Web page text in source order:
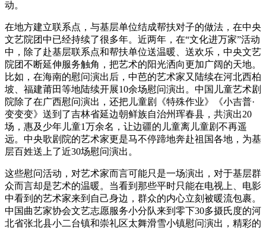
动。
在地方建立联系点，与基层单位结成帮扶对子的做法，在中央
文艺院团中已经持续了很多年。近两年，在“文化进万家”活动
中，除了赴基层联系点和帮扶单位送温暖、送欢乐，中央文艺
院团不断延伸服务触角，把艺术的阳光洒向更加广阔的天地。
比如，在海南的慰问演出后，中芭的艺术家又陆续在河北西柏
坡、福建莆田等地陆续开展10余场慰问演出。中国儿童艺术剧
院除了在广西慰问演出，还把儿童剧《特殊作业》《小吉普·
变变变》送到了吉林省延边朝鲜族自治州珲春县，共演出20
场，惠及少年儿童1万余名，让边疆的儿童离儿童剧不再遥
远。中央歌剧院的艺术家更是马不停蹄地奔赴祖国各地，为基
层百姓送上了近30场慰问演出。
这些慰问活动，对艺术家而言可能只是一场演出，对于基层群
众而言却是艺术的温暖。当看到那些平时只能在电视上、电影
中看到的艺术家来到自己身边，群众的内心立刻被暖流包裹。
中国曲艺家协会文艺志愿服务小分队来到零下30多摄氏度的河
北省张北县小二台镇和崇礼区太舞滑雪小镇慰问演出，精彩的